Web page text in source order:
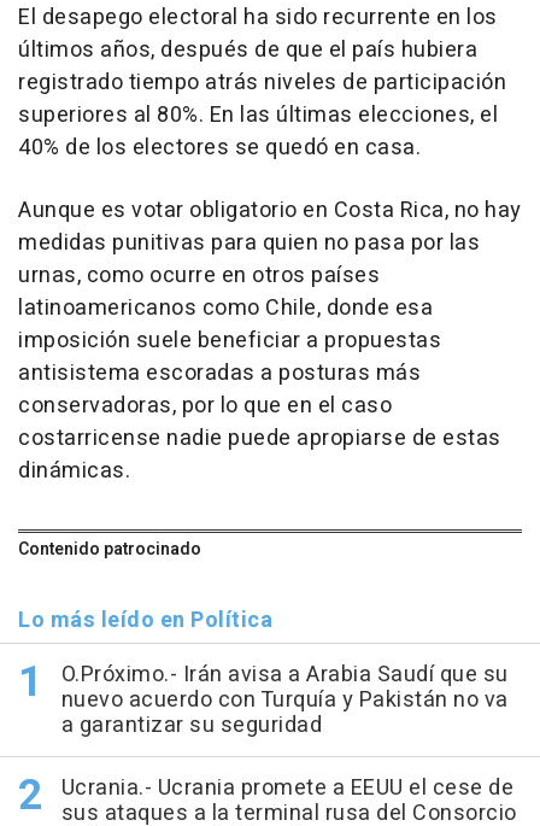
El desapego electoral ha sido recurrente en los
últimos años, después de que el país hubiera
registrado tiempo atrás niveles de participación
superiores al 80%. En las últimas elecciones, el
40% de los electores se quedó en casa.
Aunque es votar obligatorio en Costa Rica, no hay
medidas punitivas para quien no pasa por las
urnas, como ocurre en otros países
latinoamericanos como Chile, donde esa
imposición suele beneficiar a propuestas
antisistema escoradas a posturas más
conservadoras, por lo que en el caso
costarricense nadie puede apropiarse de estas
dinámicas.
Contenido patrocinado
Lo más leído en Política
O.Próximo.- Irán avisa a Arabia Saudí que su
nuevo acuerdo con Turquía y Pakistán no va
a garantizar su seguridad
Ucrania.- Ucrania promete a EEUU el cese de
sus ataques a la terminal rusa del Consorcio